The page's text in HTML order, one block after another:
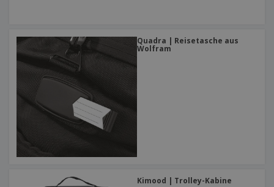
Quadra | Reisetasche aus
Wolfram
Kimood | Trolley-Kabine